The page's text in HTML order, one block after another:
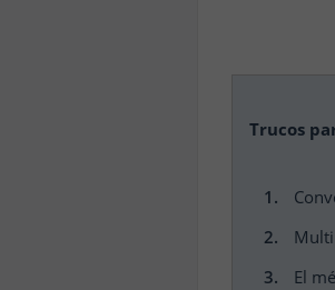
Trucos
El